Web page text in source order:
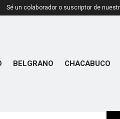
del
municipal
Sé un colaborador o suscriptor de
BELGRANO CHACABUCO